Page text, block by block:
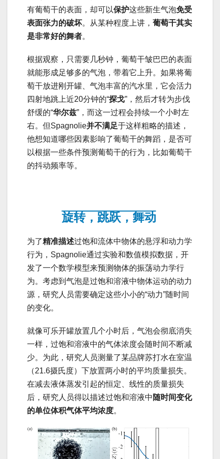
有葡萄干的表面，却可以保护这些新生气泡免受
表面张力的破坏。从某种程度上讲， 葡萄干其实
是非常好的舞者。
根据观察，只需要几秒钟，葡萄干皱巴巴的表面
就能形成足够多的气泡，带着它上升。如果将葡
萄干放进刚开罐、气泡丰富的汽水里，它会活力
四射地跳上近20分钟的“探戈”，然后才转为步伐
舒缓的“华尔兹”，而这一过程会持续一个小时左
右。但Spagnolie并不满足于这样粗略的描述，
他想知道哪些因素影响了葡萄干的舞蹈，是否可
以根据一些条件预测葡萄干的行为，比如葡萄干
的抖动频率等。
旋转，跳跃，舞动
为了精准描述过饱和流体中物体的悬浮和动力学
行为，Spagnolie通过实验和数值模拟数据，开
发了一个数学模型来预测物体的振荡动力学行
为。考虑到气泡是过饱和溶液中物体运动的动力
源，研究人员需要确定这些小小的“动力”随时间
的变化。
就像可乐开罐放置几个小时后，气泡会彻底消失
一样，过饱和溶液中的气体浓度会随时间不断减
少。为此，研究人员测量了某品牌苏打水在室温
（21.6摄氏度）下放置两小时的平均质量损失。
在减去液体蒸发引起的恒定、线性的质量损失
后，研究人员得以描述过饱和溶液中 随时间变化
的单位体积气体平均浓度。